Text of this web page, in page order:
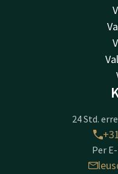
24 Std.
Per